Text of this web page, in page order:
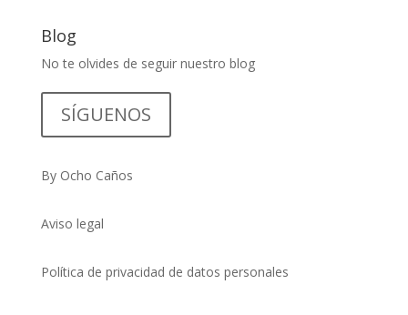
Blog
No te olvides de seguir nuestro blog
SÍGUENOS
By Ocho Caños
Aviso legal
Política de privacidad de datos personales